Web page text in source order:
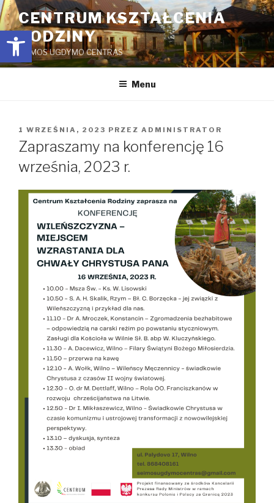
Open toolbar
Przejdź
do
treści
CENTRUM KSZTAŁCENIA
RODZINY
ŠEIMOS UGDYMO CENTRAS
Menu
OPUBLIKOWANE
W
1 WRZEŚNIA, 2023 PRZEZ ADMINISTRATOR
Zapraszamy na konferencję 16
września, 2023 r.